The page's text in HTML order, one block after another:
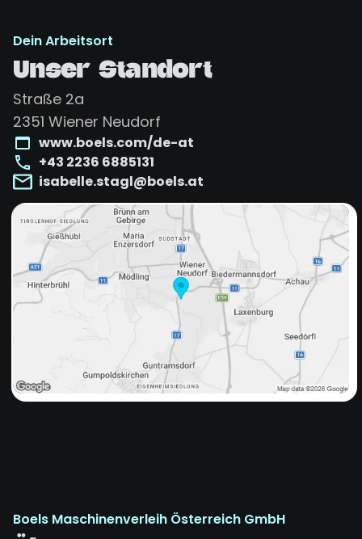
Dein Arbeitsort
Unser Standort
Straße 2a
2351 Wiener Neudorf
www.boels.com/de-at
+43 2236 6885131
isabelle.stagl@boels.at
Boels Maschinenverleih Österreich GmbH